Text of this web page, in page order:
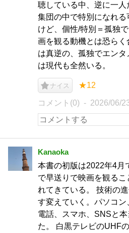
聴している中、逆に一
集団の中で特別になれ
けど、個性/特別＝孤独
画を観る動機とは恐ら
は真逆の、孤独でエン
は現代も全然いる。
ナイス ★12
コメント(0) 2026/06/
Kanaoka
本書の初版は2022年4月
で早送りで映画を観る
れてきている。 技術の
す変えていく。パソコ
電話、スマホ、SNSと
た。 白黒テレビのUHF